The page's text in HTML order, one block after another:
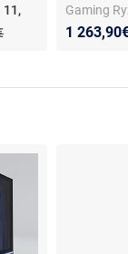
11,
:
Gaming
- RAM
1